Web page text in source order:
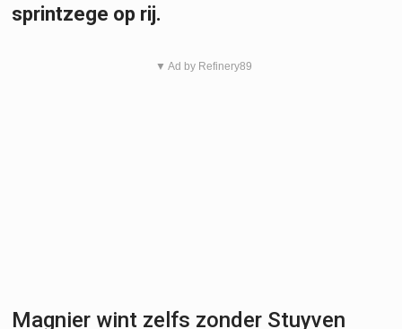
sprintzege op rij.
▼ Ad by Refinery89
Magnier wint zelfs zonder Stuyven